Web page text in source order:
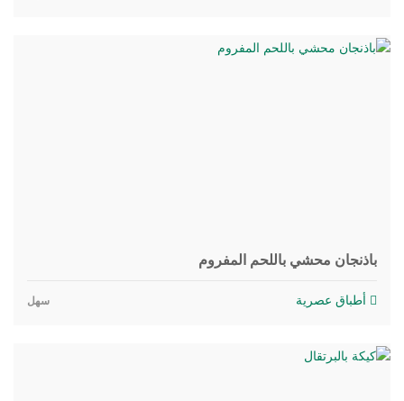
باذنجان محشي باللحم المفروم
أطباق عصرية سهل